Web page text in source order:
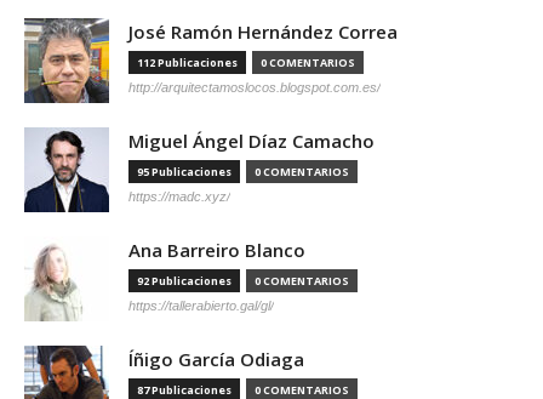
José Ramón Hernández Correa
112 Publicaciones 0 COMENTARIOS
http://arquitectamoslocos.blogspot.com.es/
Miguel Ángel Díaz Camacho
95 Publicaciones 0 COMENTARIOS
https://madc.xyz/
Ana Barreiro Blanco
92 Publicaciones 0 COMENTARIOS
https://tallerabierto.gal/gl/
Íñigo García Odiaga
87 Publicaciones 0 COMENTARIOS